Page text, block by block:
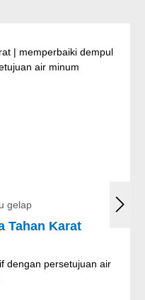
gelap
Tahan Karat
dengan persetujuan air